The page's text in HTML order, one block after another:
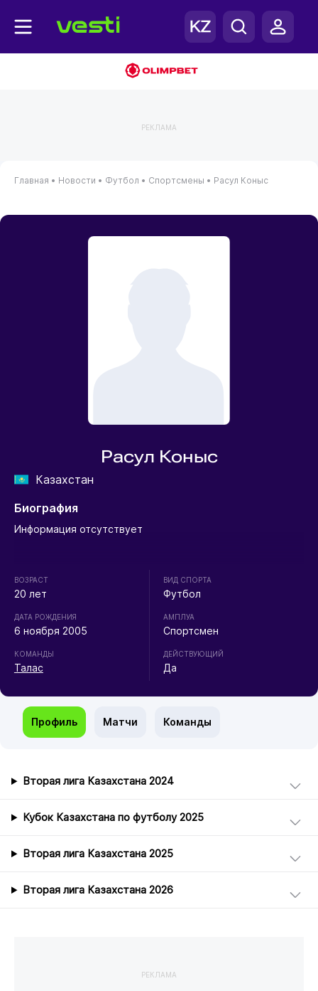
РЕКЛАМА
Главная • Новости • Футбол • Спортсмены • Расул Коныс
Расул Коныс
Казахстан
Биография
Информация отсутствует
ВОЗРАСТ
20 лет
ДАТА РОЖДЕНИЯ
6 ноября 2005
КОМАНДЫ
Талас
ВИД СПОРТА
Футбол
АМПЛУА
Спортсмен
ДЕЙСТВУЮЩИЙ
Да
Профиль Матчи Команды
Вторая лига Казахстана 2024
Кубок Казахстана по футболу 2025
Вторая лига Казахстана 2025
Вторая лига Казахстана 2026
РЕКЛАМА